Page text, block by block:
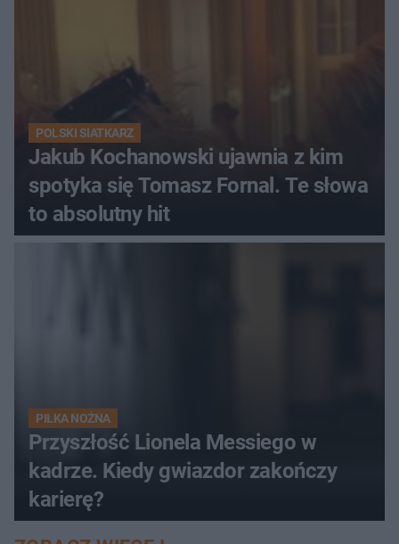
POLSKI SIATKARZ
Jakub Kochanowski ujawnia z kim
spotyka się Tomasz Fornal. Te słowa
to absolutny hit
PIŁKA NOŻNA
Przyszłość Lionela Messiego w
kadrze. Kiedy gwiazdor zakończy
karierę?